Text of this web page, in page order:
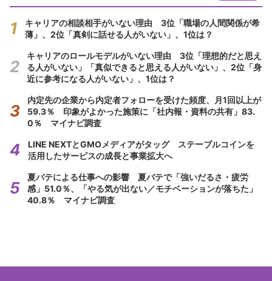
キャリアの相談相手がいない理由 3位「職場の人間関係が希
薄」、2位「真剣に話せる人がいない」、1位は？
キャリアのロールモデルがいない理由 3位「理想的だと思え
る人がいない」「真似できると思える人がいない」、2位「身
近に参考になる人がいない」、1位は？
内定先の企業から内定者フォローを受けた頻度、月1回以上が
59.3％ 印象がよかった施策に「社内報・資料の共有」83.
0％ マイナビ調査
LINE NEXTとGMOメディアがタッグ ステーブルコインを
活用したサービスの成長と事業拡大へ
夏バテによる仕事への影響 夏バテで「強いだるさ・疲労
感」51.0％、「やる気が出ない／モチベーションが落ちた」
40.8％ マイナビ調査